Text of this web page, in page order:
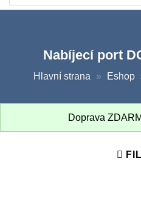
Nabíjecí port
Hlavní strana » Eshop
Doprava